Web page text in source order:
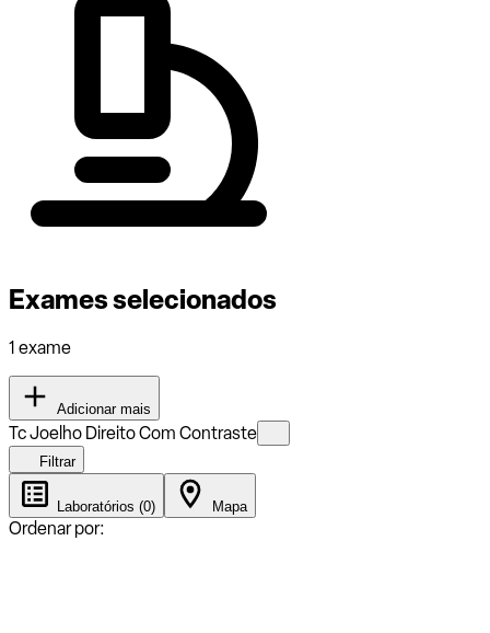
Exames selecionados
1 exame
Adicionar mais
Tc Joelho Direito Com Contraste
Filtrar
Laboratórios (0) Mapa
Ordenar por: